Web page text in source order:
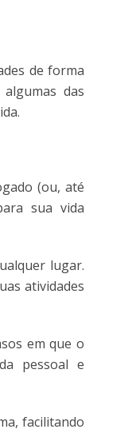
de forma
das
(ou, até
sua vida
lugar.
atividades
em que o
pessoal e
facilitando